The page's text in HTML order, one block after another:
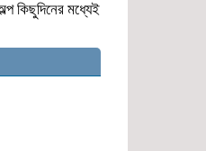
কিছুদিনের মধ্যেই